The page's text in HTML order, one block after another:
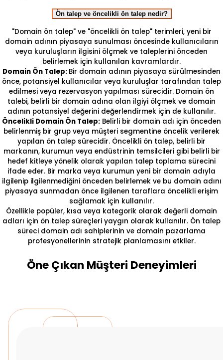
Ön talep ve öncelikli ön talep nedir?
"Domain ön talep" ve "öncelikli ön talep" terimleri, yeni bir
domain adının piyasaya sunulması öncesinde kullanıcıların
veya kuruluşların ilgisini ölçmek ve taleplerini önceden
belirlemek için kullanılan kavramlardır.
Domain Ön Talep: Bir domain adının piyasaya sürülmesinden
önce, potansiyel kullanıcılar veya kuruluşlar tarafından talep
edilmesi veya rezervasyon yapılması sürecidir. Domain ön
talebi, belirli bir domain adına olan ilgiyi ölçmek ve domain
adının potansiyel değerini değerlendirmek için de kullanılır.
Öncelikli Domain Ön Talep: Belirli bir domain adı için önceden
belirlenmiş bir grup veya müşteri segmentine öncelik verilerek
yapılan ön talep sürecidir. Öncelikli ön talep, belirli bir
markanın, kurumun veya endüstrinin temsilcileri gibi belirli bir
hedef kitleye yönelik olarak yapılan talep toplama sürecini
ifade eder. Bir marka veya kurumun yeni bir domain adıyla
ilgilenip ilgilenmediğini önceden belirlemek ve bu domain adını
piyasaya sunmadan önce ilgilenen taraflara öncelikli erişim
sağlamak için kullanılır.
Özellikle popüler, kısa veya kategorik olarak değerli domain
adları için ön talep süreçleri yaygın olarak kullanılır. Ön talep
süreci domain adı sahiplerinin ve domain pazarlama
profesyonellerinin stratejik planlamasını etkiler.
Öne Çıkan Müşteri Deneyimleri